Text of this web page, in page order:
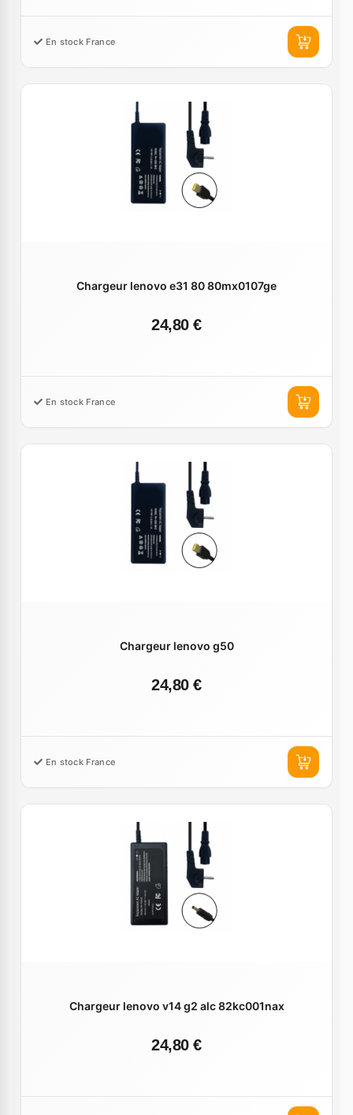
En stock France
Chargeur lenovo e31 80 80mx0107ge
24,80 €
En stock France
Chargeur lenovo g50
24,80 €
En stock France
Chargeur lenovo v14 g2 alc 82kc001nax
24,80 €